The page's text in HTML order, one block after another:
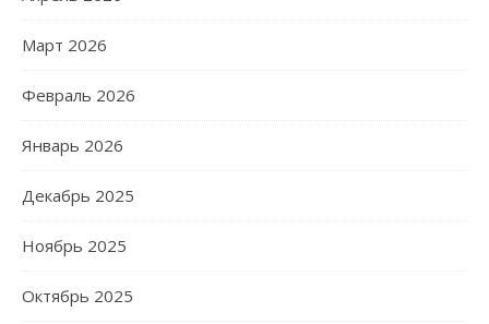
Март 2026
Февраль 2026
Январь 2026
Декабрь 2025
Ноябрь 2025
Октябрь 2025